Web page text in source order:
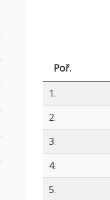
Poř.
1.
2.
3.
4.
5.